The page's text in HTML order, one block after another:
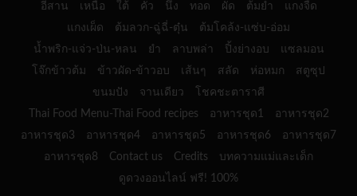
อีสาน
เหนือ ใต้ คั่ว นึ่ง ทอด ผัด ต้มยำ
แกงจืด
แกงเผ็ด
ต้มลวก-ฉู่ฉี่-ตุ๋น
ต้มโคล้ง-แซ่บ-อ่อม
น้ำพริก-แจ่ว-ป่น-หลน
ยำ ลาบพล่า ปิ้งย่างอบ
แซลมอน
โจ๊กข้าวต้ม
ข้าวผัด-ข้าวอบ เส้นๆ สลัด ห่อหมก
สตูซุป
ขนมปัง
จานเดียว
โชคชะตาราศี
Thai Food Menu-Thai Food recipes
อาหารชุด1
อาหารชุด2
อาหารชุด3
อาหารชุด4 อาหารชุด5 อาหารชุด6
อาหารชุด7
อาหารชุด8
Contact us Credits
บทความแม่และเด็ก
ดูดวงออนไลน์ ฟรี! 100%